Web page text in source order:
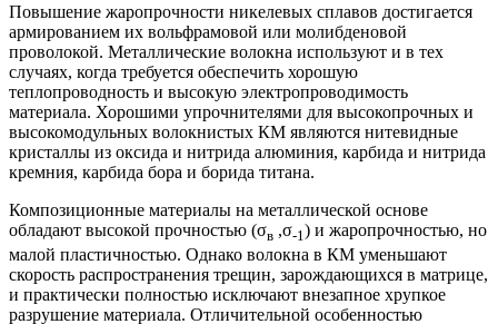
Повышение жаропрочности никелевых сплавов достигается
армированием их вольфрамовой или молибденовой
проволокой. Металлические волокна используют и в тех
случаях, когда требуется обеспечить хорошую
теплопроводность и высокую электропроводимость
материала. Хорошими упрочнителями для высокопрочных и
высокомодульных волокнистых КМ являются нитевидные
кристаллы из оксида и нитрида алюминия, карбида и нитрида
кремния, карбида бора и борида титана.
Композиционные материалы на металлической основе
обладают высокой прочностью (σв ,σ-1 ) и жаропрочностью, но
малой пластичностью. Однако волокна в КМ уменьшают
скорость распространения трещин, зарождающихся в матрице,
и практически полностью исключают внезапное хрупкое
разрушение материала. Отличительной особенностью